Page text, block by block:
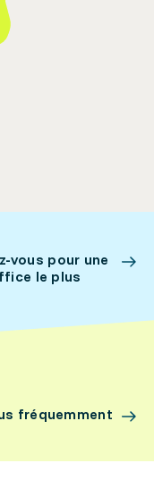
vous pour une
le plus
fréquemment